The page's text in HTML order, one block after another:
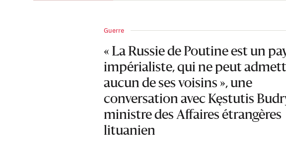
Guerre
« La Russie de Poutine est un
impérialiste, qui ne peut
aucun de ses voisins », une
conversation avec Kęstutis
ministre des Affaires étrangères
lituanien